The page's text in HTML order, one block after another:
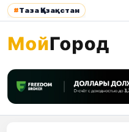
#Таза Қазақстан